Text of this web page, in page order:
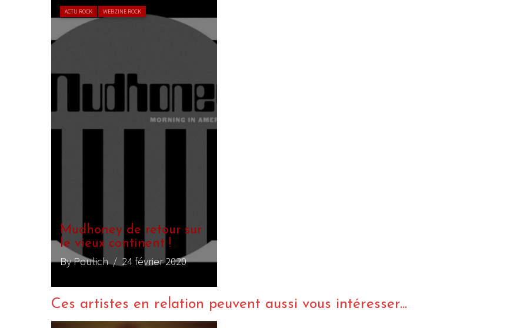
ACTU ROCK WEBZINE ROCK
Mudhoney de retour sur
le vieux continent !
By Poulich/ 24 février 2020
Ces artistes en relation peuvent aussi vous intéresser...